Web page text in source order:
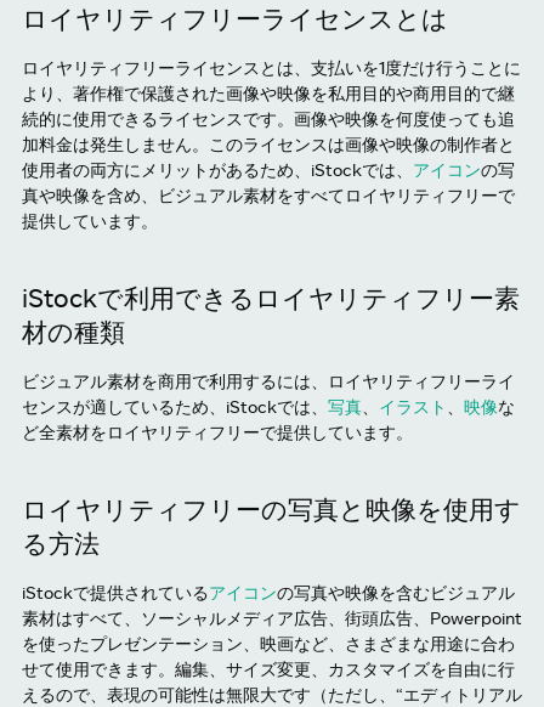
ロイヤリティフリーライセンスとは
ロイヤリティフリーライセンスとは、支払いを1度だけ行うことに
より、著作権で保護された画像や映像を私用目的や商用目的で継
続的に使用できるライセンスです。画像や映像を何度使っても追
加料金は発生しません。このライセンスは画像や映像の制作者と
使用者の両方にメリットがあるため、iStockでは、 アイコンの写
真や映像を含め、ビジュアル素材をすべてロイヤリティフリーで
提供しています。
iStockで利用できるロイヤリティフリー素
材の種類
ビジュアル素材を商用で利用するには、ロイヤリティフリーライ
センスが適しているため、iStockでは、 写真 イラスト 映像な
ど全素材をロイヤリティフリーで提供しています。
ロイヤリティフリーの写真と映像を使用す
る方法
iStockで提供されているアイコンの写真や映像を含むビジュアル
素材はすべて、ソーシャルメディア広告、街頭広告、Powerpoint
を使ったプレゼンテーション、映画など、さまざまな用途に合わ
せて使用できます。編集、サイズ変更、カスタマイズを自由に行
えるので、表現の可能性は無限大です（ただし、“エディトリアル